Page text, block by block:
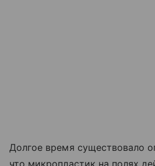
Долгое время существовало
что микропластик на полях